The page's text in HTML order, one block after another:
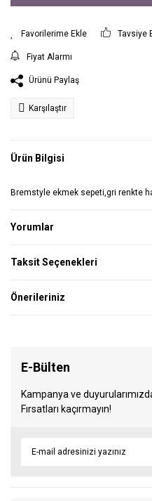
Tavsiye
Fiyat Alarmı
Ürünü Paylaş
Karşılaştır
Ürün Bilgisi
Bremstyle ekmek sepeti,gri renkte
Yorumlar
Taksit Seçenekleri
Önerileriniz
E-Bülten
Kampanya ve
Fırsatları kaçırmayın!